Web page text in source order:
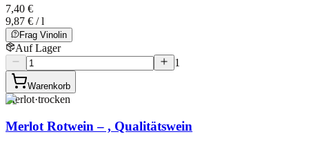
7,40 €
9,87 € / l
Frag Vinolin
Auf Lager
1
Warenkorb
Merlot·trocken
Merlot Rotwein – , Qualitätswein